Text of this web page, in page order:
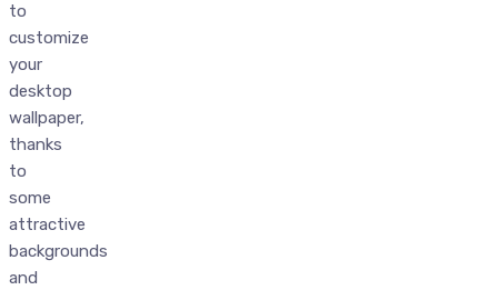
to
customize
your
desktop
wallpaper,
thanks
to
some
attractive
backgrounds
and